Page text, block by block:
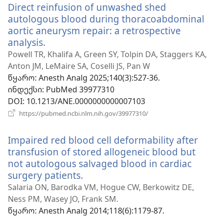
Direct reinfusion of unwashed shed
autologous blood during thoracoabdominal
aortic aneurysm repair: a retrospective
analysis.
ახალი
ფანჯარა)
Powell TR, Khalifa A, Green SY, Tolpin DA, Staggers KA,
Anton JM, LeMaire SA, Coselli JS, Pan W
წყარო‎: Anesth Analg 2025;140(3):527-36.
ინდექსი‎: PubMed 39977310
DOI‎: 10.1213/ANE.0000000000007103
https://pubmed.ncbi.nlm.nih.gov/39977310/
Impaired red blood cell deformability after
transfusion of stored allogeneic blood but
not autologous salvaged blood in cardiac
surgery patients.
ახალი
ფანჯარა)
Salaria ON, Barodka VM, Hogue CW, Berkowitz DE,
Ness PM, Wasey JO, Frank SM.
წყარო‎: Anesth Analg 2014;118(6):1179-87.